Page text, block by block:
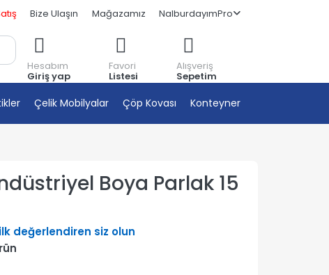
Bize Ulaşın Mağazamız NalburdayımPro
Hesabım
Giriş yap
Favori
Listesi
Alışveriş
Sepetim
Çelik Mobilyalar Çöp Kovası Konteyner
Boya Parlak 15
değerlendiren siz olun